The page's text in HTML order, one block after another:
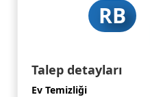
RB
Talep detayları
Ev Temizliği